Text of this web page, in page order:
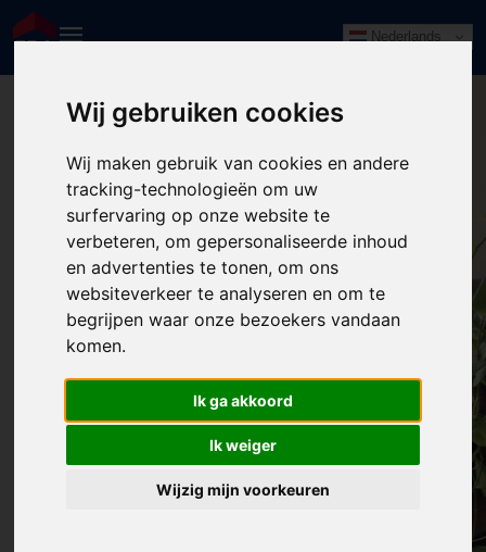
Wij gebruiken cookies
Wij maken gebruik van cookies en andere
tracking-technologieën om uw
surfervaring op onze website te
verbeteren, om gepersonaliseerde inhoud
en advertenties te tonen, om ons
websiteverkeer te analyseren en om te
begrijpen waar onze bezoekers vandaan
komen.
Ik ga akkoord
Ik weiger
Wijzig mijn voorkeuren
Nederlands
Wellicht elders?